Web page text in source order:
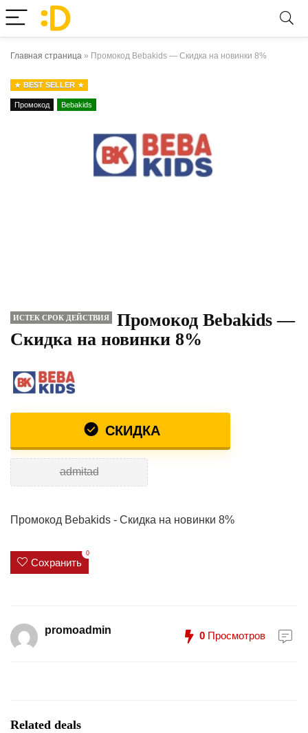
Главная страница » Промокод Bebakids — Скидка на новинки 8%
BEST SELLER
Промокод Bebakids
ИСТЕК СРОК ДЕЙСТВИЯ
Промокод Bebakids —
Скидка на новинки 8%
СКИДКА
admitad
Промокод Bebakids - Скидка на новинки 8%
Сохранить
0
promoadmin 0 Просмотров
Related deals